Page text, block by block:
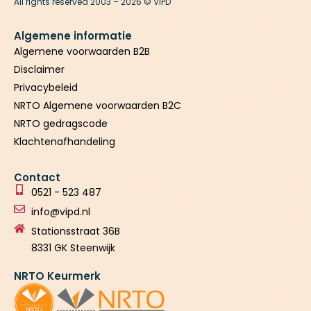
k
Algemene informatie
Algemene voorwaarden B2B
Disclaimer
Privacybeleid
NRTO Algemene voorwaarden B2C
NRTO gedragscode
Klachtenafhandeling
Contact
0521 - 523 487
info@vipd.nl
Stationsstraat 36B
8331 GK Steenwijk
NRTO Keurmerk